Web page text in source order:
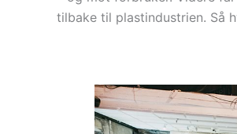
tilbake til plastindustrien. Så